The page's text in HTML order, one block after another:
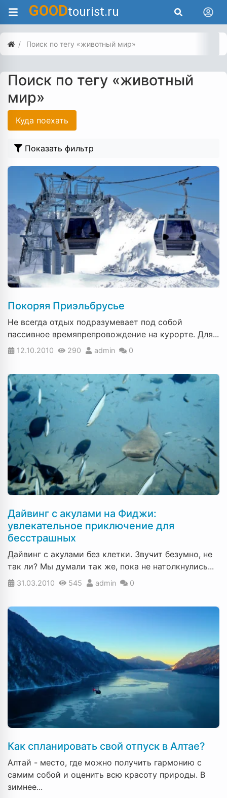
GOODtourist.ru
Поиск по тегу «животный мир»
Поиск по тегу «животный
мир»
Куда поехать
Показать фильтр
Покоряя Приэльбрусье
Не всегда отдых подразумевает под собой
пассивное времяпрепровождение на курорте. Для...
12.10.2010 290 admin 0
Дайвинг с акулами на Фиджи:
увлекательное приключение для
бесстрашных
Дайвинг с акулами без клетки. Звучит безумно, не
так ли? Мы думали так же, пока не натолкнулись...
31.03.2010 545 admin 0
Как спланировать свой отпуск в Алтае?
Алтай - место, где можно получить гармонию с
самим собой и оценить всю красоту природы. В
зимнее...